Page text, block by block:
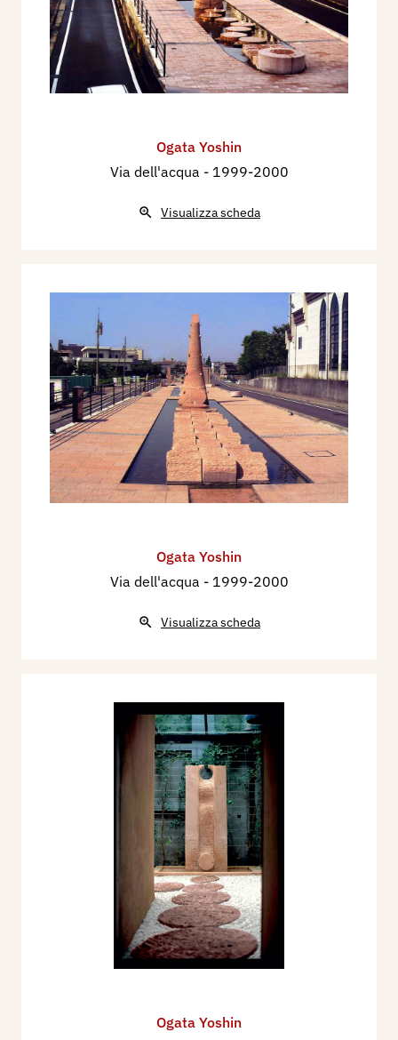
Ogata Yoshin
Via dell'acqua - 1999-2000
Visualizza scheda
Ogata Yoshin
Via dell'acqua - 1999-2000
Visualizza scheda
Ogata Yoshin